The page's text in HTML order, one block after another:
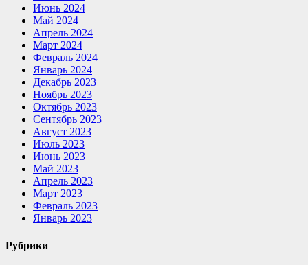
Июнь 2024
Май 2024
Апрель 2024
Март 2024
Февраль 2024
Январь 2024
Декабрь 2023
Ноябрь 2023
Октябрь 2023
Сентябрь 2023
Август 2023
Июль 2023
Июнь 2023
Май 2023
Апрель 2023
Март 2023
Февраль 2023
Январь 2023
Рубрики